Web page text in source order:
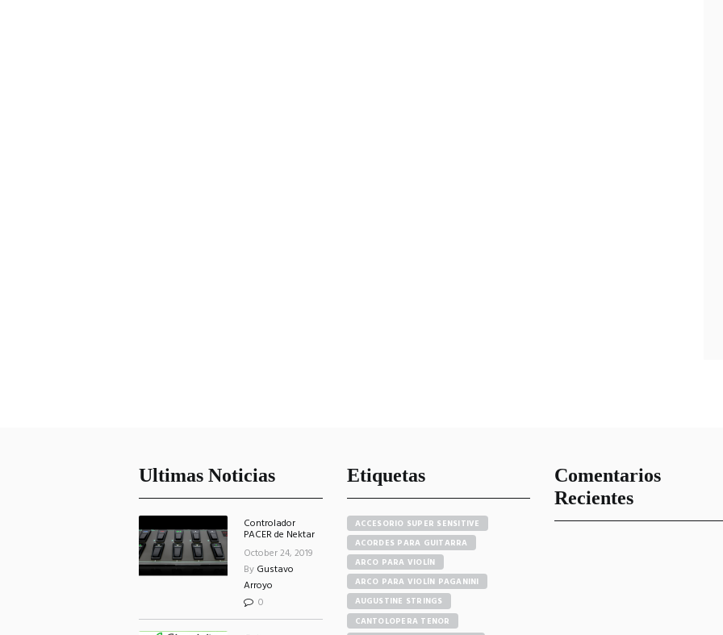
Ultimas Noticias
Controlador
PACER de Nektar
October 24, 2019
By Gustavo
Arroyo
0
Etiquetas
ACCESORIO SUPER SENSITIVE
ACORDES PARA GUITARRA
ARCO PARA VIOLÍN
ARCO PARA VIOLÍN PAGANINI
AUGUSTINE STRINGS
CANTOLOPERA TENOR
Comentarios
Recientes